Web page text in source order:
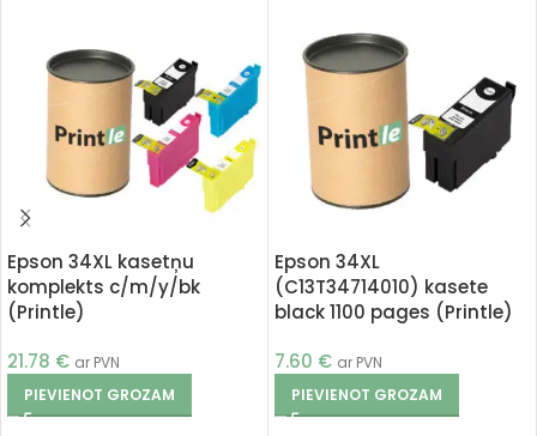
Epson 34XL kasetņu
komplekts c/m/y/bk
(Printle)
21.78 € ar PVN
PIEVIENOT GROZAM
Epson 34XL
(C13T34714010) kasete
black 1100 pages (Printle)
7.60 € ar PVN
PIEVIENOT GROZAM